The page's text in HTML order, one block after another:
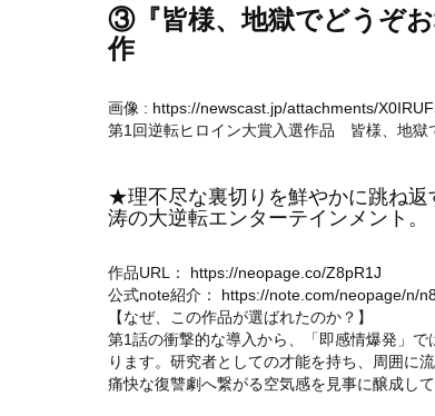
③『皆様、地獄でどうぞ
作
画像 : https://newscast.jp/attachments/
第1回逆転ヒロイン大賞入選作品 皆様、地
★理不尽な裏切りを鮮やかに跳ね返
涛の大逆転エンターテインメント。
作品URL： https://neopage.co/Z8pR1J
公式note紹介： https://note.com/neopage/n/
【なぜ、この作品が選ばれたのか？】
第1話の衝撃的な導入から、「即感情爆発」
ります。研究者としての才能を持ち、周囲に
痛快な復讐劇へ繋がる空気感を見事に醸成し